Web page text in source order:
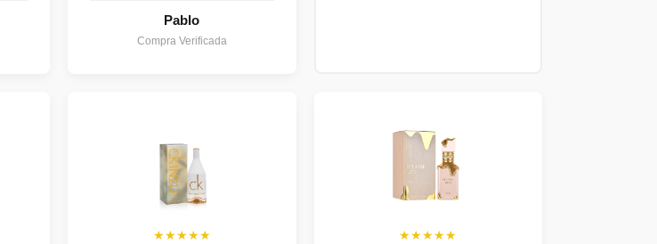
Pablo
Compra Verificada
★★★★★ ★★★★★